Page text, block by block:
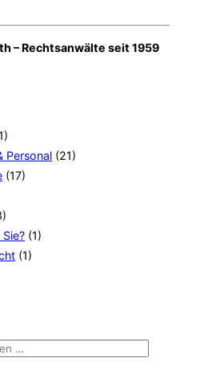
– Rechtsanwälte seit 1959
Personal (21)
(17)
(1)
(1)